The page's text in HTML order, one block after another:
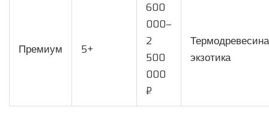
Премиум 5+
600
000–
2
500
000
₽
экзотика